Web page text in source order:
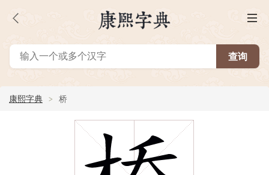
康熙字典 桥